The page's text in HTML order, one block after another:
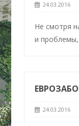
24.03.2016
Не смотря
и
24.03.2016